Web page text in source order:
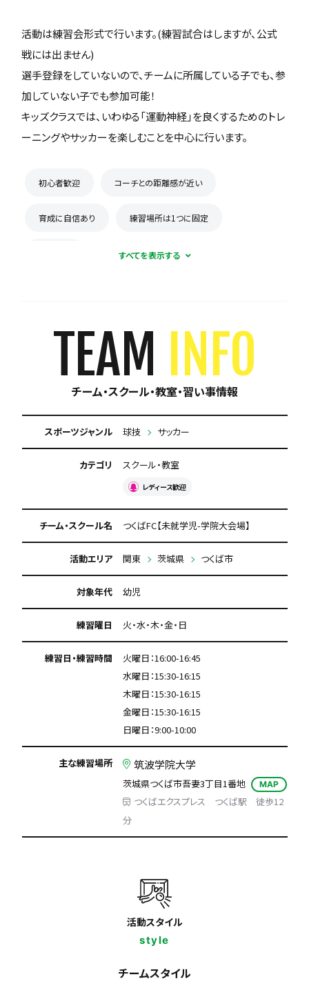
活動は練習会形式で行います。(練習試合はしますが、公式
戦には出ません)
選手登録をしていないので、チームに所属している子でも、参
加していない子でも参加可能！
キッズクラスでは、いわゆる「運動神経」を良くするためのトレ
ーニングやサッカーを楽しむことを中心に行います。
初心者歓迎 コーチとの距離感が近い
育成に自信あり 練習場所は1つに固定
TEAM INFO
チーム・スクール・教室・習い事情報
スポーツジャンル 球技 サッカー
カテゴリ スクール・教室
レディース歓迎
チーム・スクール名 つくばFC【未就学児-学院大会場】
活動エリア 関東 茨城県 つくば市
対象年代 幼児
練習曜日 火・水・木・金・日
練習日・練習時間
火曜日：16:00-16:45
水曜日：15:30-16:15
木曜日：15:30-16:15
金曜日：15:30-16:15
日曜日：9:00-10:00
主な練習場所 筑波学院大学
茨城県つくば市吾妻3丁目1番地 MAP
つくばエクスプレス つくば駅 徒歩12
分
活動スタイル
style
チームスタイル